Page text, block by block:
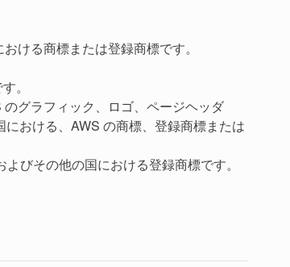
ける商標または登録商標です。
。
グラフィック、ロゴ、ページヘッダ
おける、AWS の商標、登録商標または
びその他の国における登録商標です。